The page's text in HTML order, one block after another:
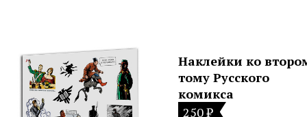
Наклейки ко
тому Русского
комикса
250 ₽